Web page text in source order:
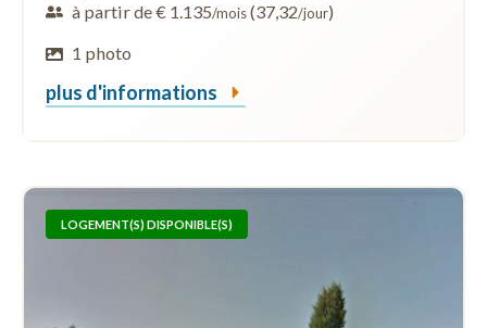
à partir de € 1.135/mois(37,32/jour)
1 photo
plus d'informations
LOGEMENT(S) DISPONIBLE(S)